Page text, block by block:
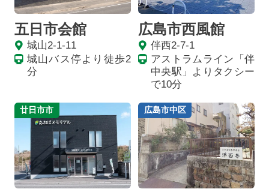
五日市会館
城山2-1-11
城山バス停より徒歩2
分
広島市西風館
伴西2-7-1
アストラムライン「伴
中央駅」よりタクシー
で10分
廿日市市 広島市中区